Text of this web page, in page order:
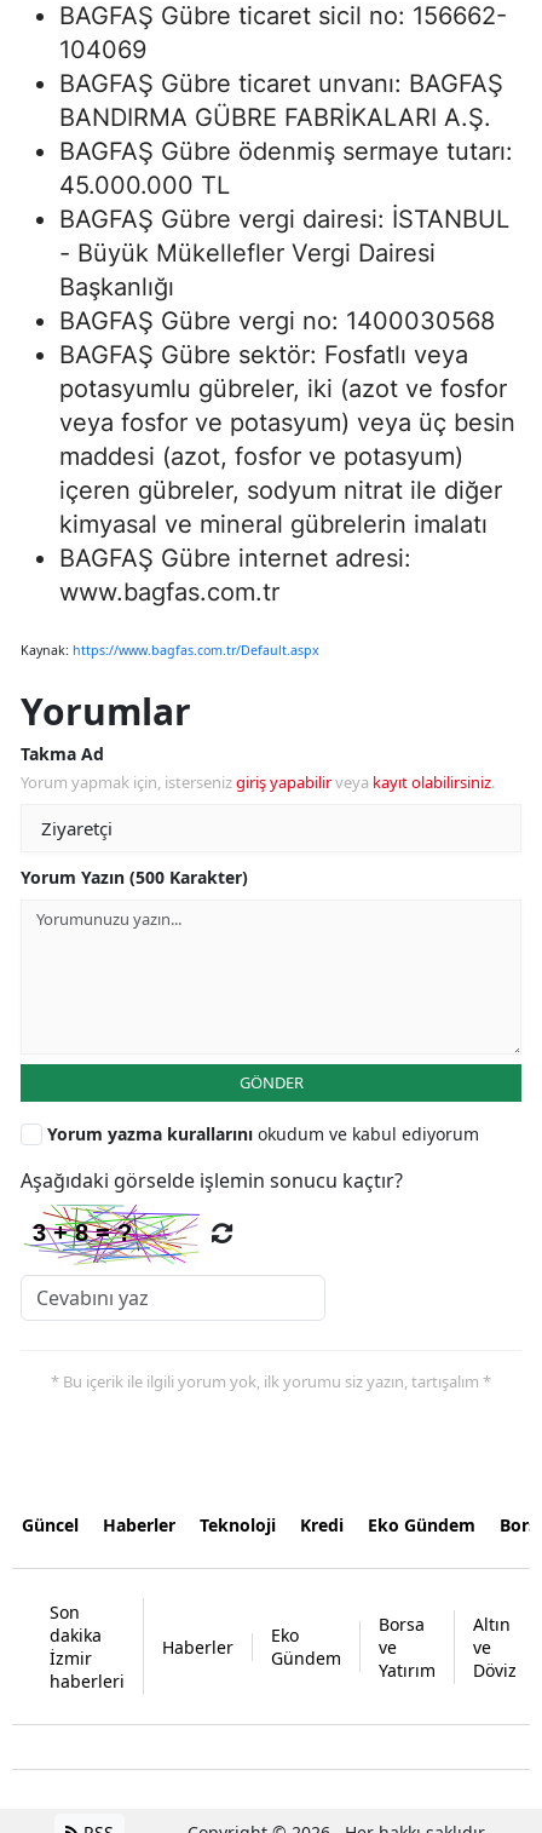
BAGFAŞ Gübre ticaret sicil no: 156662-
104069
BAGFAŞ Gübre ticaret unvanı: BAGFAŞ
BANDIRMA GÜBRE FABRİKALARI A.Ş.
BAGFAŞ Gübre ödenmiş sermaye tutarı:
45.000.000 TL
BAGFAŞ Gübre vergi dairesi: İSTANBUL
- Büyük Mükellefler Vergi Dairesi
Başkanlığı
BAGFAŞ Gübre vergi no: 1400030568
BAGFAŞ Gübre sektör: Fosfatlı veya
potasyumlu gübreler, iki (azot ve fosfor
veya fosfor ve potasyum) veya üç besin
maddesi (azot, fosfor ve potasyum)
içeren gübreler, sodyum nitrat ile diğer
kimyasal ve mineral gübrelerin imalatı
BAGFAŞ Gübre internet adresi:
www.bagfas.com.tr
Kaynak: https://www.bagfas.com.tr/Default.aspx
Yorumlar
Takma Ad
Yorum yapmak için, istersenizgiriş yapabilirveya kayıt olabilirsiniz.
Yorum Yazın (500 Karakter)
GÖNDER
Yorum yazma kurallarını okudum ve kabul ediyorum
Aşağıdaki görselde işlemin sonucu kaçtır?
* Bu içerik ile ilgili yorum yok, ilk yorumu siz yazın, tartışalım *
Güncel Haberler Teknoloji Kredi Eko Gündem
Son
dakika
İzmir
haberleri
Haberler
Eko
Gündem
Borsa
ve
Yatırım
Altın
ve
Döviz